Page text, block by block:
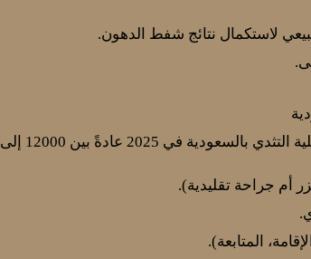
لاستكمال نتائج شفط الدهون.
إلى 25000 ريال سعودي، ويمكن أن تتغير بناءً على:
أم جراحة تقليدية).
المتابعة).